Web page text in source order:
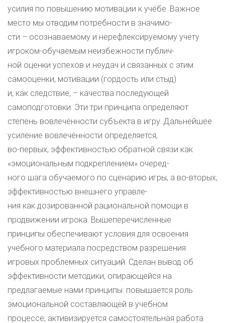
усилия по повышению мотивации к учёбе. Важное
место мы отводим потребности в значимо-
сти – осознаваемому и нерефлексируемому учёту
игроком-обучаемым неизбежности публич-
ной оценки успехов и неудач и связанных с этим
самооценки, мотивации (гордость или стыд)
и, как следствие, – качества последующей
самоподготовки. Эти три принципа определяют
степень вовлечённости субъекта в игру. Дальнейшее
усиление вовлечённости определяется,
во-первых, эффективностью обратной связи как
«эмоциональным подкреплением» очеред-
ного шага обучаемого по сценарию игры, а во-вторых,
эффективностью внешнего управле-
ния как дозированной рациональной помощи в
продвижении игрока. Вышеперечисленные
принципы обеспечивают условия для освоения
учебного материала посредством разрешения
игровых проблемных ситуаций. Сделан вывод об
эффективности методики, опирающейся на
предлагаемые нами принципы: повышается роль
эмоциональной составляющей в учебном
процессе, активизируется самостоятельная работа